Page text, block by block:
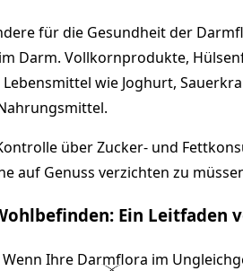
für die Gesundheit der
Darm. Vollkornprodukte,
wie Joghurt,
über Zucker- und
auf Genuss verzichten zu
Ein Leitfaden
Ihre Darmflora im